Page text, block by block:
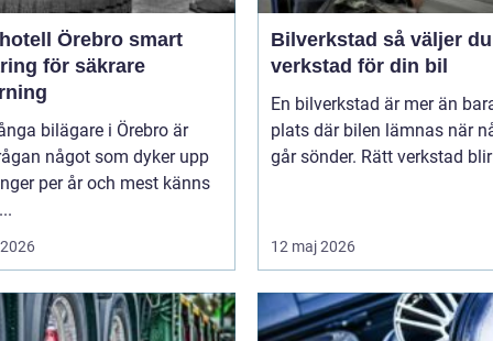
Örebro smart
för säkrare
bilägare i Örebro är
något som dyker upp
per år och mest känns
Bilverkstad så väljer du rätt
verkstad för din bil
En bilverkstad är mer än
plats där bilen lämnas när
går sönder. Rätt verkstad
12 maj 2026